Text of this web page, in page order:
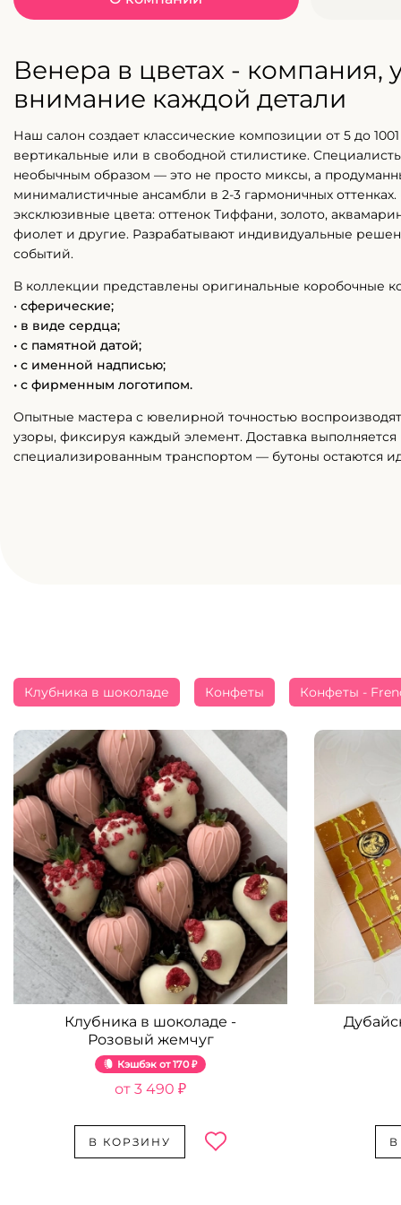
Венера в цветах - компания,
внимание каждой детали
Наш салон создает классические композиции от 5 до
вертикальные или в свободной стилистике.
необычным образом — это не просто миксы, а
минималистичные ансамбли в 2-3 гармоничных
эксклюзивные цвета: оттенок Тиффани, золото,
фиолет и другие. Разрабатывают индивидуальные
событий.
В коллекции представлены оригинальные коробочные
• сферические;
• в виде сердца;
• с памятной датой;
• с именной надписью;
• с фирменным логотипом.
Опытные мастера с ювелирной точностью
узоры, фиксируя каждый элемент. Доставка выполняется
специализированным транспортом — бутоны остаются
Клубника в шоколаде Конфеты Конфеты -
Клубника в шоколаде -
Розовый жемчуг
Кэшбэк 170 ₽
3 490 ₽
В КОРЗИНУ